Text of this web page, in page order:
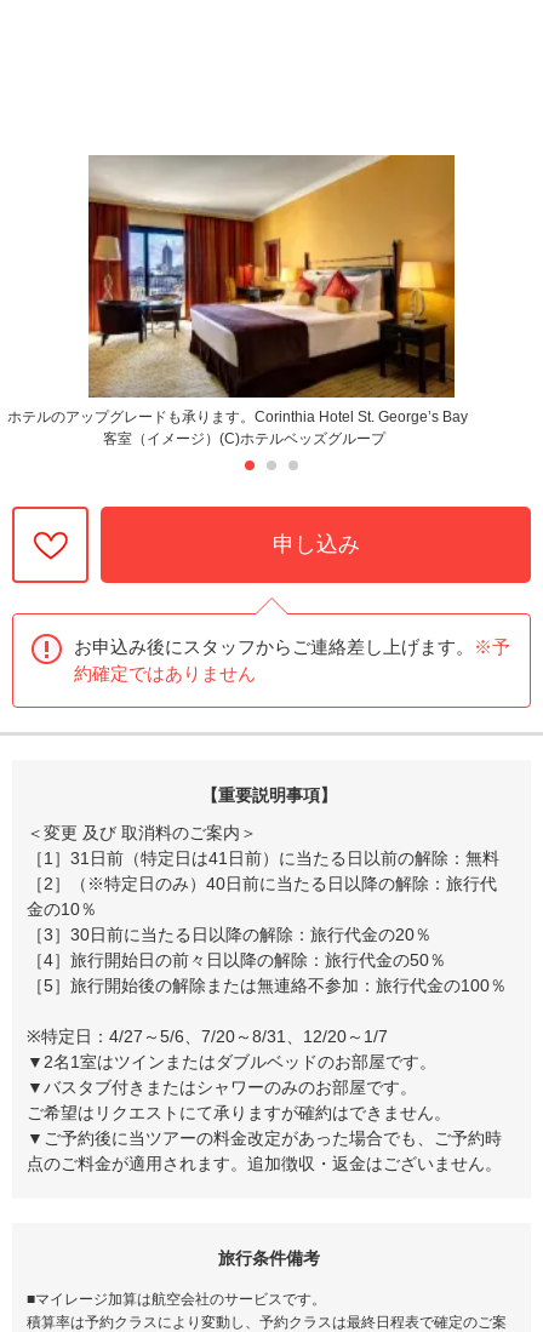
ホテルのアップグレードも承ります。Corinthia Hotel St. George’s Bay
客室（イメージ）(C)ホテルベッズグループ
申し込み
お申込み後にスタッフからご連絡差し上げます。
※予
約確定ではありません
【重要説明事項】
＜変更 及び 取消料のご案内＞
［1］31日前（特定日は41日前）に当たる日以前の解除：無料
［2］（※特定日のみ）40日前に当たる日以降の解除：旅行代
金の10％
［3］30日前に当たる日以降の解除：旅行代金の20％
［4］旅行開始日の前々日以降の解除：旅行代金の50％
［5］旅行開始後の解除または無連絡不参加：旅行代金の100％
※特定日：4/27～5/6、7/20～8/31、12/20～1/7
▼2名1室はツインまたはダブルベッドのお部屋です。
▼バスタブ付きまたはシャワーのみのお部屋です。
ご希望はリクエストにて承りますが確約はできません。
▼ご予約後に当ツアーの料金改定があった場合でも、ご予約時
点のご料金が適用されます。追加徴収・返金はございません。
旅行条件備考
■マイレージ加算は航空会社のサービスです。
積算率は予約クラスにより変動し、予約クラスは最終日程表で確定のご案